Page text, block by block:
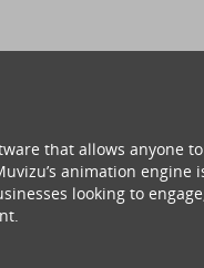
that allows anyone
animation engine
looking to